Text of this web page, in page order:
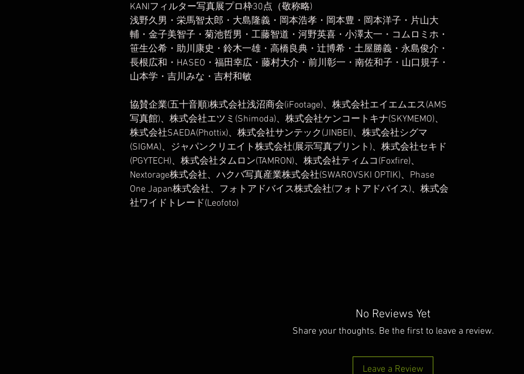
KANIフィルター写真展プロ枠30点（敬称略)
浅野久男・栄馬智太郎・大島隆義・岡本浩孝・岡本豊・岡本洋子・片山大
輔・金子美智子・菊池哲男・工藤智道・河野英喜・小澤太一・コムロミホ・
笹生公希・助川康史・鈴木一雄・高橋良典・辻博希・土屋勝義・永島俊介・
長根広和・HASEO・福田幸広・藤村大介・前川彰一・南佐和子・山口規子・
山本学・吉川みな・吉村和敏
協賛企業(五十音順)株式会社浅沼商会(iFootage)、株式会社エイエムエス(AMS
写真館)、株式会社エツミ(Shimoda)、株式会社ケンコートキナ(SKYMEMO)、
株式会社SAEDA(Phottix)、株式会社サンテック(JINBEI)、株式会社シグマ
(SIGMA)、ジャパンクリエイト株式会社(展示写真プリント)、株式会社セキド
(PGYTECH)、株式会社タムロン(TAMRON)、株式会社ティムコ(Foxfire)、
Nextorage株式会社、ハクバ写真産業株式会社(SWAROVSKI OPTIK)、Phase
One Japan株式会社、フォトアドバイス株式会社(フォトアドバイス)、株式会
社ワイドトレード(Leofoto)
No Reviews Yet
Share your thoughts. Be the first to leave a review.
Leave a Review